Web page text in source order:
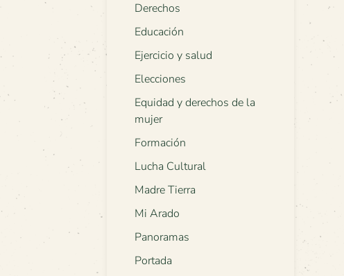
Derechos
Educación
Ejercicio y salud
Elecciones
Equidad y derechos de la
mujer
Formación
Lucha Cultural
Madre Tierra
Mi Arado
Panoramas
Portada